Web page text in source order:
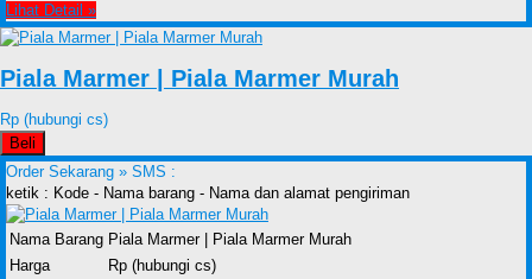
Lihat Detail »
Piala Marmer | Piala Marmer Murah
Rp (hubungi cs)
Beli
Order Sekarang » SMS :
ketik : Kode - Nama barang - Nama dan alamat pengiriman
Nama Barang Piala Marmer | Piala Marmer Murah
Harga
Rp (hubungi cs)